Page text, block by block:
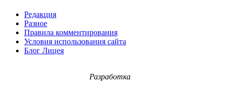
Редакция
Разное
Правила комментирования
Условия использования сайта
Блог Лицея
Разработка